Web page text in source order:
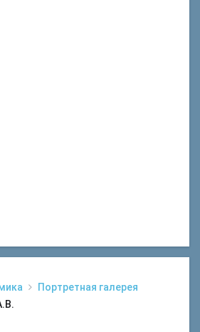
Портретная галерея